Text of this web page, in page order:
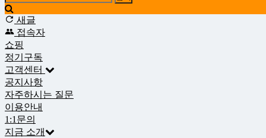
새글
접속자
쇼핑
정기구독
고객센터
공지사항
자주하시는 질문
이용안내
1:1문의
지금 소개